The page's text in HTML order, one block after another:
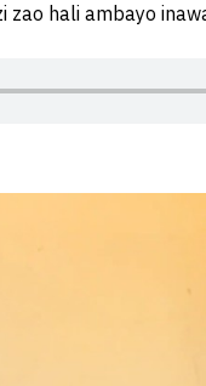
hali ambayo